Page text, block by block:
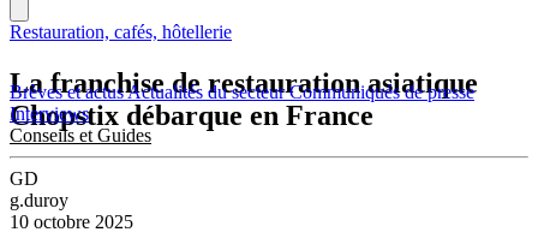
Brèves et actusActualités du secteurCommuniqués de presse
Interviews
Conseils et Guides
Restauration, cafés, hôtellerie
La franchise de restauration asiatique
Chopstix débarque en France
GD
g.duroy
10 octobre 2025